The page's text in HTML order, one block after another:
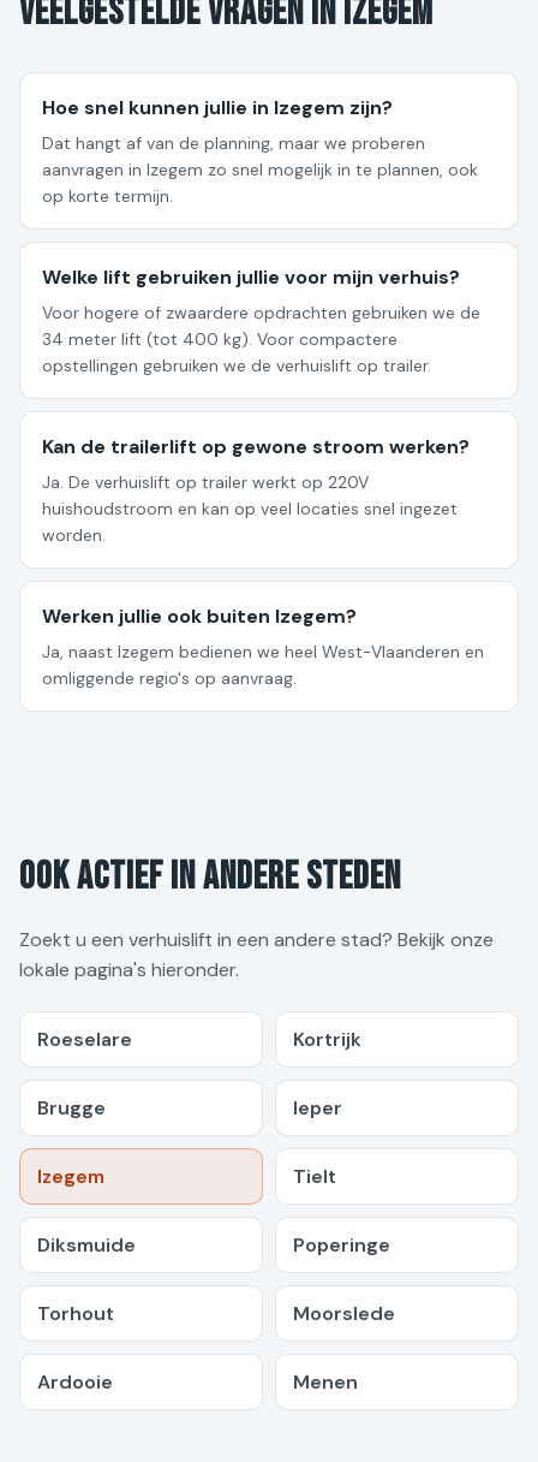
Veelgestelde vragen in Izegem
Hoe snel kunnen jullie in Izegem zijn?
Dat hangt af van de planning, maar we proberen
aanvragen in Izegem zo snel mogelijk in te plannen, ook
op korte termijn.
Welke lift gebruiken jullie voor mijn verhuis?
Voor hogere of zwaardere opdrachten gebruiken we de
34 meter lift (tot 400 kg). Voor compactere
opstellingen gebruiken we de verhuislift op trailer.
Kan de trailerlift op gewone stroom werken?
Ja. De verhuislift op trailer werkt op 220V
huishoudstroom en kan op veel locaties snel ingezet
worden.
Werken jullie ook buiten Izegem?
Ja, naast Izegem bedienen we heel West-Vlaanderen en
omliggende regio's op aanvraag.
Ook actief in andere steden
Zoekt u een verhuislift in een andere stad? Bekijk onze
lokale pagina's hieronder.
Roeselare Kortrijk
Brugge Ieper
Izegem Tielt
Diksmuide Poperinge
Torhout Moorslede
Ardooie Menen